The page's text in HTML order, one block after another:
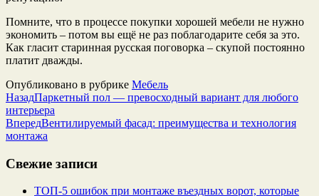
Помните, что в процессе покупки хорошей мебели не нужно
экономить – потом вы ещё не раз поблагодарите себя за это.
Как гласит старинная русская поговорка – скупой постоянно
платит дважды.
Опубликовано в рубрике Мебель
НазадПаркетный пол — превосходный вариант для любого
интерьера
ВпередВентилируемый фасад: преимущества и технология
монтажа
Свежие записи
ТОП-5 ошибок при монтаже въездных ворот, которые